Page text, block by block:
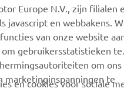
dealer
Wees de
deals,
meer
Europe N.V., zijn filialen
javascript en webbakens.
van onze website
gebruikersstatistieken te
om ons
marketinginspanningen te
en cookies voor sociale